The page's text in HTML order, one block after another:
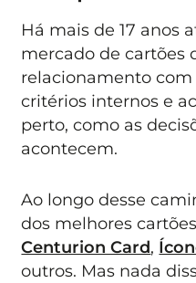
Há mais de 17 anos
mercado de cartões
relacionamento
critérios internos e
perto, como as
acontecem.
Ao longo desse
dos melhores
Centurion Card,
outros. Mas nada